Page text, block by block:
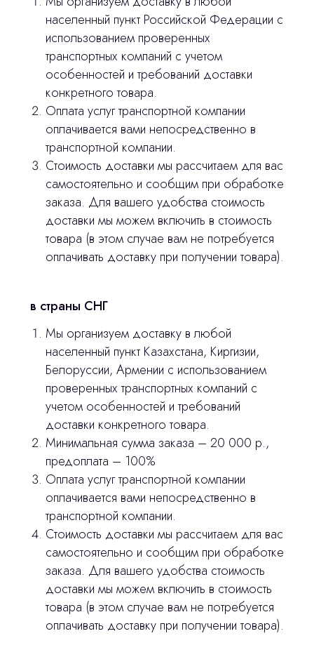
населенный пункт Российской Федерации с
использованием проверенных
транспортных компаний с учетом
особенностей и требований доставки
конкретного товара.
Оплата услуг транспортной компании
оплачивается вами непосредственно в
транспортной компании.
Стоимость доставки мы рассчитаем для вас
самостоятельно и сообщим при обработке
заказа. Для вашего удобства стоимость
доставки мы можем включить в стоимость
товара (в этом случае вам не потребуется
оплачивать доставку при получении товара).
в страны СНГ
Мы организуем доставку в любой
населенный пункт Казахстана, Киргизии,
Белоруссии, Армении с использованием
проверенных транспортных компаний с
учетом особенностей и требований
доставки конкретного товара.
Минимальная сумма заказа – 20 000 р.,
предоплата – 100%
Оплата услуг транспортной компании
оплачивается вами непосредственно в
транспортной компании.
Стоимость доставки мы рассчитаем для вас
самостоятельно и сообщим при обработке
заказа. Для вашего удобства стоимость
доставки мы можем включить в стоимость
товара (в этом случае вам не потребуется
оплачивать доставку при получении товара).
сделано
Изготовление хирургических шаблонов
Политика конфиденциальности
stasicus